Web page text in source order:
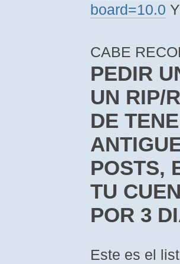
board=10.0
CABE
PEDIR
UN RIP/
DE
POSTS,
TU
POR 3
Este es el